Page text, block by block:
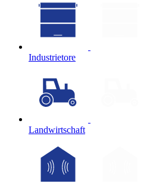
Industrietore
Landwirtschaft